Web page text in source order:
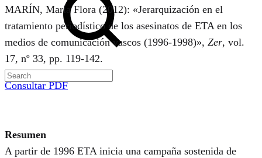
MARÍN, María Flora (2012): «Jerarquización en el
tratamiento periodístico de los asesinatos de ETA en los
medios de comunicación vascos (1996-1998)», Zer, vol.
17, nº 33, pp. 119-142.
Consultar PDF
Resumen
A partir de 1996 ETA inicia una campaña sostenida de